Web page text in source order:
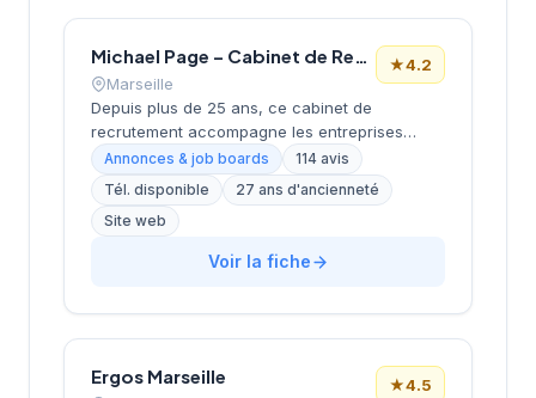
Michael Page – Cabinet de Recrutement Marseille
Marseille
★4.2
Depuis plus de 25 ans, ce cabinet de
recrutement accompagne les entreprises
marseillaises dans leurs recherches de profils
spécialisés. Basé boulevard de Dunkerque
dans le 2e arrondissement, à proximité du
quartier de la Joliette, il développe une
approche sectorielle ciblée sur les métiers du
tertiaire et de l'industrie. Dirigée par
Son ancrage territorial et son expérience de
Annonces & job boards
114 avis
Tél. disponible
27 ans d'ancienneté
Site web
Voir la fiche
Ergos Marseille ★4.5